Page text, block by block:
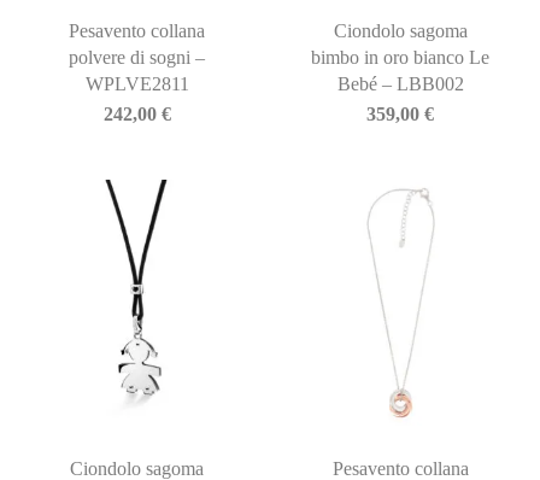
Pesavento collana
polvere di sogni –
WPLVE2811
242,00 €
Ciondolo sagoma
bimbo in oro bianco Le
Bebé – LBB002
359,00€
Ciondolo sagoma
Pesavento collana